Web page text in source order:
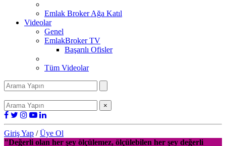
Emlak Broker Ağa Katıl
Videolar
Genel
EmlakBroker TV
Başarılı Ofisler
Tüm Videolar
×
Giriş Yap /Üye Ol
"Değerli olan her şey ölçülemez, ölçülebilen her şey değerli